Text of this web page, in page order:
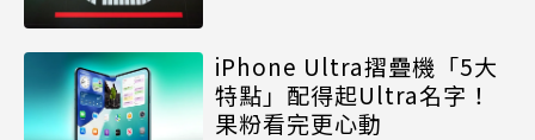
iPhone Ultra摺疊機「5大
特點」配得起Ultra名字！
果粉看完更心動